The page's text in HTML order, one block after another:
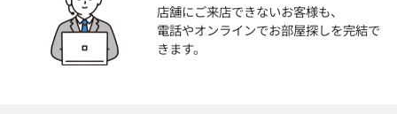
店舗にご来店できないお客様も、
電話やオンラインでお部屋探しを完結で
きます。